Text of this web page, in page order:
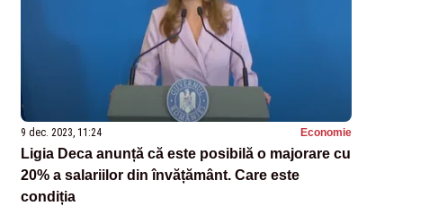
9 dec. 2023, 11:24 Economie
Ligia Deca anunță că este posibilă o majorare cu
20% a salariilor din învățământ. Care este
condiția